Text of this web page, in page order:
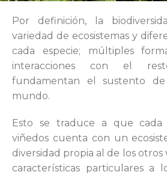
Por definición, la
variedad de ecosistemas y
cada especie; múltiples
interacciones con el
fundamentan el sustento
mundo.
Esto se traduce a que
viñedos cuenta con un
diversidad propia al de los otros
características particulares a